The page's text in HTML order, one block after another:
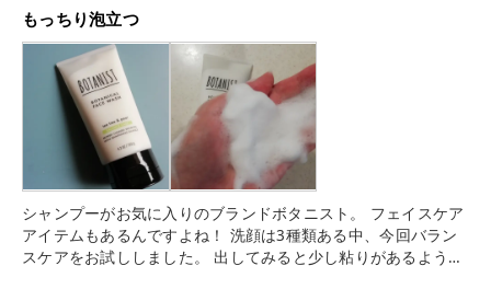
もっちり泡立つ
シャンプーがお気に入りのブランドボタニスト。 フェイスケア
アイテムもあるんですよね！ 洗顔は3種類ある中、今回バラン
スケアをお試ししました。 出してみると少し粘りがあるような